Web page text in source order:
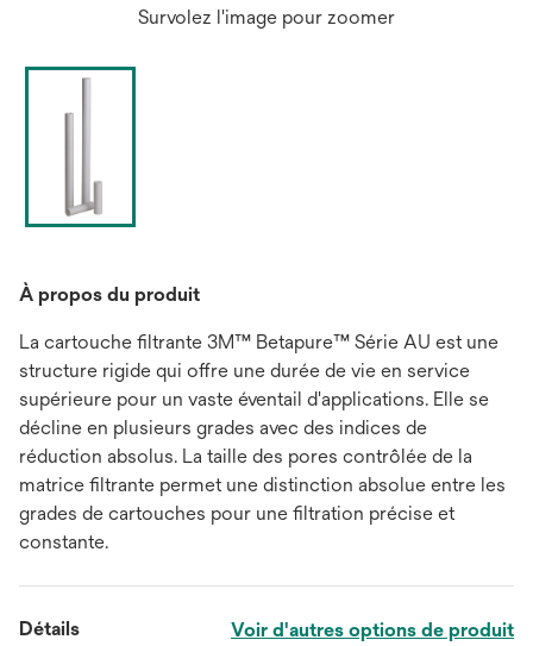
Survolez l'image pour zoomer
À propos du produit
La cartouche filtrante 3M™ Betapure™ Série AU est une
structure rigide qui offre une durée de vie en service
supérieure pour un vaste éventail d'applications. Elle se
décline en plusieurs grades avec des indices de
réduction absolus. La taille des pores contrôlée de la
matrice filtrante permet une distinction absolue entre les
grades de cartouches pour une filtration précise et
constante.
Détails Voir d'autres options de produit